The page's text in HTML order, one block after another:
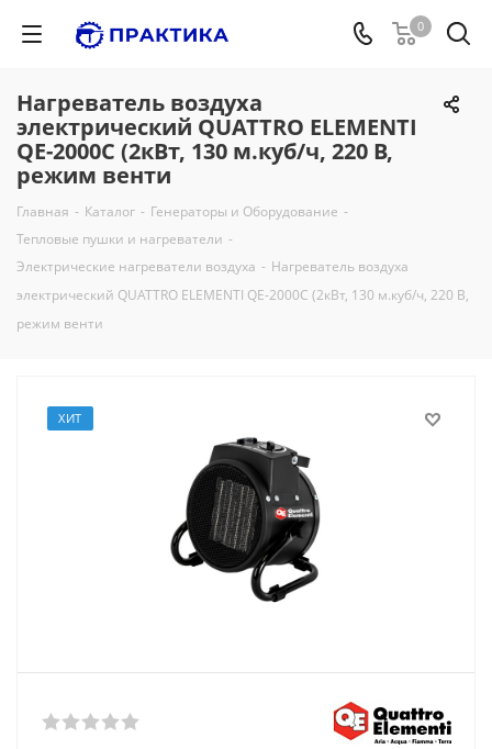
0
Нагреватель воздуха
электрический QUATTRO ELEMENTI
QE-2000C (2кВт, 130 м.куб/ч, 220 В,
режим венти
Главная - Каталог - Генераторы и Оборудование -
Тепловые пушки и нагреватели -
Электрические нагреватели воздуха - Нагреватель воздуха
электрический QUATTRO ELEMENTI QE-2000C (2кВт, 130 м.куб/ч, 220 В,
режим венти
ХИТ